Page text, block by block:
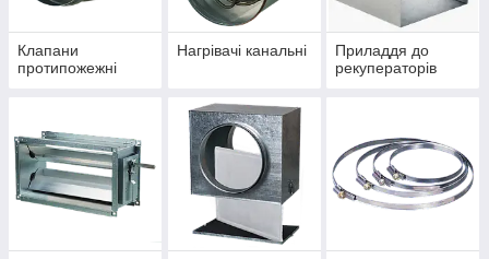
Клапани
протипожежні
Нагрівачі канальні
Приладдя до
рекуператорів